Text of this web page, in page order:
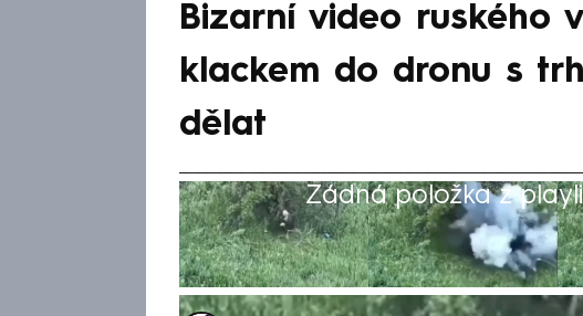
Bizarní video ruského
klackem do dronu s
dělat
Žádná položka z